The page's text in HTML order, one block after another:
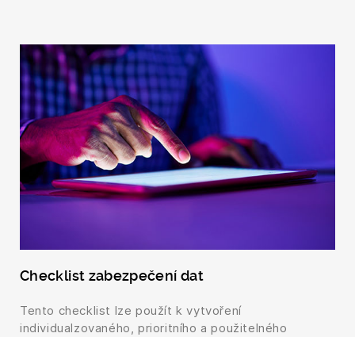
Checklist zabezpečení dat
Tento checklist lze použít k vytvoření
individualzovaného, ​​prioritního a použitelného